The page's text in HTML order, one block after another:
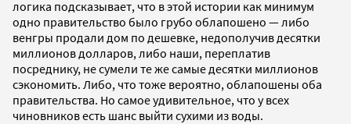
логика подсказывает, что в этой истории как минимум
одно правительство было грубо облапошено — либо
венгры продали дом по дешевке, недополучив десятки
миллионов долларов, либо наши, переплатив
посреднику, не сумели те же самые десятки миллионов
сэкономить. Либо, что тоже вероятно, облапошены оба
правительства. Но самое удивительное, что у всех
чиновников есть шанс выйти сухими из воды.